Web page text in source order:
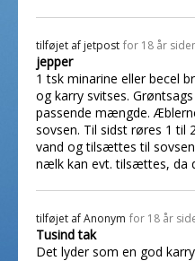
tilføjet af jetpost for 18 år
jepper
1 tsk minarine eller becel
og karry svitses.
passende mængde.
sovsen. Til sidst røres 1 til
vand og tilsættes til
nælk kan evt. tilsættes, da
tilføjet afAnonym for 18 år
Tusind tak
Det lyder som en god